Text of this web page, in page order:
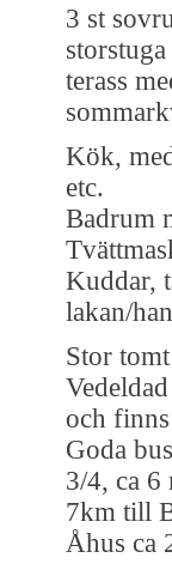
3 st
terass
Kök,
etc.
Badrum
Kuddar,
lakan/
Stor
och
Goda
3/4, ca 6
7km till
Åhus ca